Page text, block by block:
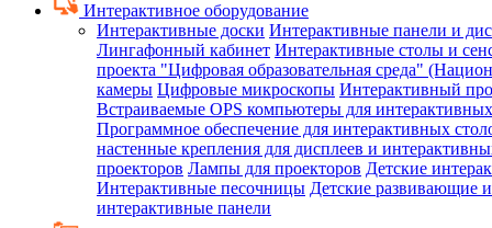
Интерактивное оборудование
Интерактивные доски Интерактивные панели и
Лингафонный кабинет Интерактивные столы и
проекта "Цифровая образовательная среда"
камеры Цифровые микроскопы Интерактивный
Встраиваемые OPS компьютеры для
Программное обеспечение для интерактивных
настенные крепления для дисплеев и
проекторов Лампы для проекторов Детские
Интерактивные песочницы Детские развивающие
интерактивные панели